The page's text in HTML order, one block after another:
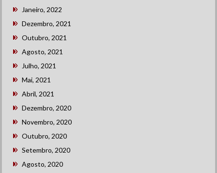
Janeiro, 2022
Dezembro, 2021
Outubro, 2021
Agosto, 2021
Julho, 2021
Mai, 2021
Abril, 2021
Dezembro, 2020
Novembro, 2020
Outubro, 2020
Setembro, 2020
Agosto, 2020